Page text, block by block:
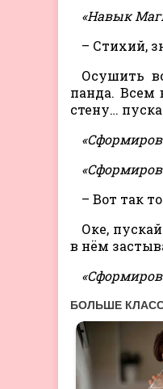
«Навык
– Стихий,
Осушить
панда. Всем
стену…
– Вот так
Оке,
в нём